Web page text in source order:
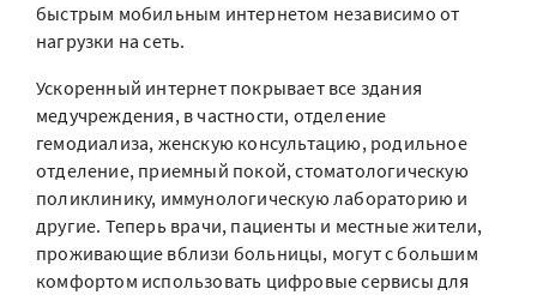
быстрым мобильным интернетом независимо от
нагрузки на сеть.
Ускоренный интернет покрывает все здания
медучреждения, в частности, отделение
гемодиализа, женскую консультацию, родильное
отделение, приемный покой, стоматологическую
поликлинику, иммунологическую лабораторию и
другие. Теперь врачи, пациенты и местные жители,
проживающие вблизи больницы, могут с большим
комфортом использовать цифровые сервисы для